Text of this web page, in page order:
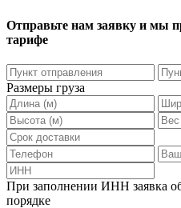
Отправьте нам заявку и мы
тарифе
Размеры груза
При заполнении ИНН заявка
порядке